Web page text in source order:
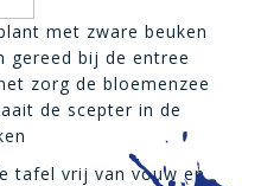
met zware beuken
gereed bij de entree
zorg de bloemenzee
de scepter in de
tafel vrij van vouw en